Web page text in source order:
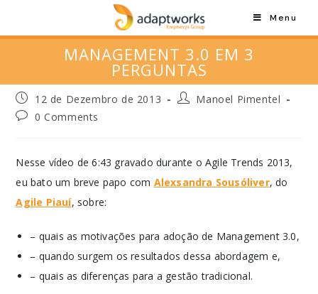
Menu
MANAGEMENT 3.0 EM 3
PERGUNTAS
12 de Dezembro de 2013
Manoel Pimentel
0 Comments
Nesse vídeo de 6:43 gravado durante o Agile Trends 2013,
eu bato um breve papo com Alexsandra Sousóliver, do
Agile Piauí, sobre:
– quais as motivações para adoção de Management 3.0,
– quando surgem os resultados dessa abordagem e,
– quais as diferenças para a gestão tradicional.